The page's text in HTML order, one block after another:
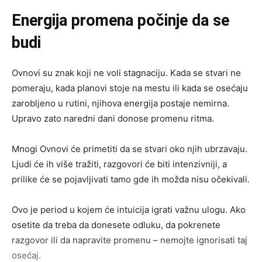
Energija promena počinje da se
budi
Ovnovi su znak koji ne voli stagnaciju. Kada se stvari ne
pomeraju, kada planovi stoje na mestu ili kada se osećaju
zarobljeno u rutini, njihova energija postaje nemirna.
Upravo zato naredni dani donose promenu ritma.
Mnogi Ovnovi će primetiti da se stvari oko njih ubrzavaju.
Ljudi će ih više tražiti, razgovori će biti intenzivniji, a
prilike će se pojavljivati tamo gde ih možda nisu očekivali.
Ovo je period u kojem će intuicija igrati važnu ulogu. Ako
osetite da treba da donesete odluku, da pokrenete
razgovor ili da napravite promenu – nemojte ignorisati taj
osećaj.